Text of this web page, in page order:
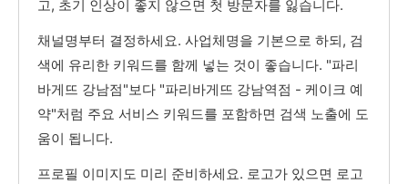
고, 초기 인상이 좋지 않으면 첫 방문자를 잃습니다.
채널명부터 결정하세요. 사업체명을 기본으로 하되, 검
색에 유리한 키워드를 함께 넣는 것이 좋습니다. "파리
바게뜨 강남점"보다 "파리바게뜨 강남역점 - 케이크 예
약"처럼 주요 서비스 키워드를 포함하면 검색 노출에 도
움이 됩니다.
프로필 이미지도 미리 준비하세요. 로고가 있으면 로고